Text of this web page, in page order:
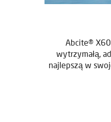
Abcite®
wytrzymałą,
najlepszą w